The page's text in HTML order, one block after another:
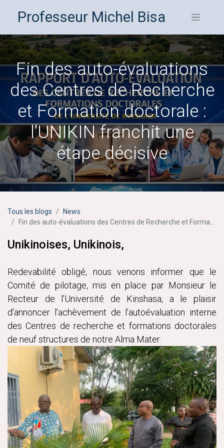
Professeur Michel Bisa
Fin des auto-évaluations
des Centres de Recherche
et Formation doctorale :
l'UNIKIN franchit une
étape décisive
Tous les blogs
News
Fin des auto-évaluations des Centres de Recherche et Formation doctorale : l'UNIKIN franchit une étape décisive
Unikinoises, Unikinois,
Redevabilité obligé, nous venons informer que le
Comité de pilotage, mis en place par Monsieur le
Recteur de l’Université de Kinshasa, a le plaisir
d’annoncer l’achèvement de l’autoévaluation interne
des Centres de recherche et formations doctorales
de neuf structures de notre Alma Mater.